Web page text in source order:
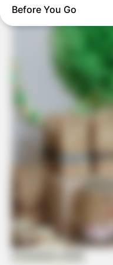
You Won't Recognize
Before You Go